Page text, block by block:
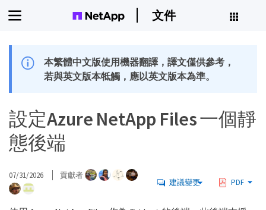
文件
本繁體中文版使用機器翻譯，譯文僅供參考，
若與英文版本牴觸，應以英文版本為準。
設定Azure NetApp Files 一個靜
態後端
07/31/2026 貢獻者
建議變更 PDF